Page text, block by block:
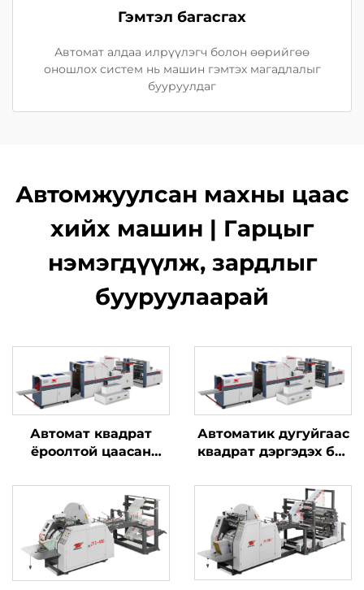
Гэмтэл багасгах
Автомат алдаа илрүүлэгч болон өөрийгөө
оношлох систем нь машин гэмтэх магадлалыг
бууруулдаг
Автомжуулсан махны цаас
хийх машин | Гарцыг
нэмэгдүүлж, зардлыг
бууруулаарай
Автомат квадрат
ёроолтой цаасан
Автоматик дугуйгаас
квадрат дэргэдэх баг
машин